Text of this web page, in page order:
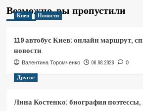
Возможно, вы пропустили
Киев Новости
119 автобус Киев: онлайн маршрут,
новости
Валентина Торомченко 06.08.2026 0
Другое
Лина Костенко: биография поэтессы,